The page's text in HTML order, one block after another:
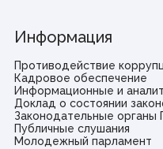
Информация
Противодействие
Кадровое обеспечение
Информационные и
Доклад о состоянии
Законодательные
Публичные слушания
Молодежный парламент